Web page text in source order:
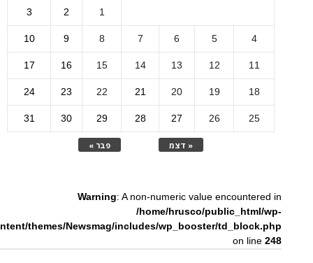
« דצמ פבר »
1
2
3
4
5
6
7
8
9
10
11
12
13
14
15
16
17
18
19
20
21
22
23
24
25
26
27
28
29
30
31
Warning: A non-numeric value encountered in
/home/hrusco/public_html/wp-
themes/Newsmag/includes/wp_booster/td_block.php
on line248